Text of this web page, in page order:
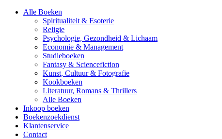
Alle Boeken
Spiritualiteit & Esoterie
Religie
Psychologie, Gezondheid & Lichaam
Economie & Management
Studieboeken
Fantasy & Sciencefiction
Kunst, Cultuur & Fotografie
Kookboeken
Literatuur, Romans & Thrillers
Alle Boeken
Inkoop boeken
Boekenzoekdienst
Klantenservice
Contact